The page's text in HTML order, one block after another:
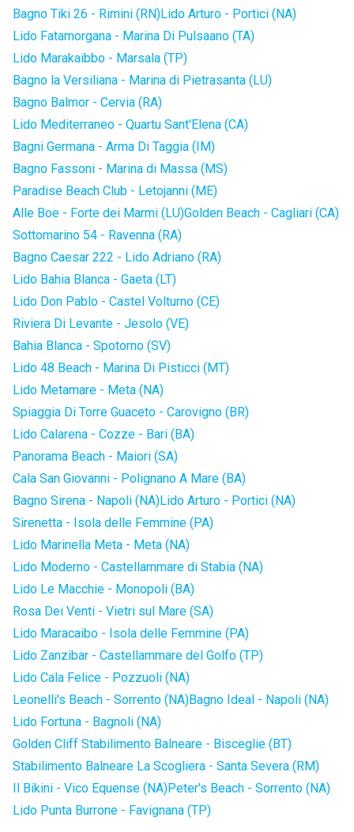
Bagno Tiki 26 - Rimini (RN)Lido Arturo - Portici (NA)
Lido Fatamorgana - Marina Di Pulsaano (TA)
Lido Marakaibbo - Marsala (TP)
Bagno la Versiliana - Marina di Pietrasanta (LU)
Bagno Balmor - Cervia (RA)
Lido Mediterraneo - Quartu Sant'Elena (CA)
Bagni Germana - Arma Di Taggia (IM)
Bagno Fassoni - Marina di Massa (MS)
Paradise Beach Club - Letojanni (ME)
Alle Boe - Forte dei Marmi (LU)Golden Beach - Cagliari (CA)
Sottomarino 54 - Ravenna (RA)
Bagno Caesar 222 - Lido Adriano (RA)
Lido Bahia Blanca - Gaeta (LT)
Lido Don Pablo - Castel Volturno (CE)
Riviera Di Levante - Jesolo (VE)
Bahia Blanca - Spotorno (SV)
Lido 48 Beach - Marina Di Pisticci (MT)
Lido Metamare - Meta (NA)
Spiaggia Di Torre Guaceto - Carovigno (BR)
Lido Calarena - Cozze - Bari (BA)
Panorama Beach - Maiori (SA)
Cala San Giovanni - Polignano A Mare (BA)
Bagno Sirena - Napoli (NA)Lido Arturo - Portici (NA)
Sirenetta - Isola delle Femmine (PA)
Lido Marinella Meta - Meta (NA)
Lido Moderno - Castellammare di Stabia (NA)
Lido Le Macchie - Monopoli (BA)
Rosa Dei Venti - Vietri sul Mare (SA)
Lido Maracaibo - Isola delle Femmine (PA)
Lido Zanzibar - Castellammare del Golfo (TP)
Lido Cala Felice - Pozzuoli (NA)
Leonelli's Beach - Sorrento (NA)Bagno Ideal - Napoli (NA)
Lido Fortuna - Bagnoli (NA)
Golden Cliff Stabilimento Balneare - Bisceglie (BT)
Stabilimento Balneare La Scogliera - Santa Severa (RM)
Il Bikini - Vico Equense (NA)Peter's Beach - Sorrento (NA)
Lido Punta Burrone - Favignana (TP)